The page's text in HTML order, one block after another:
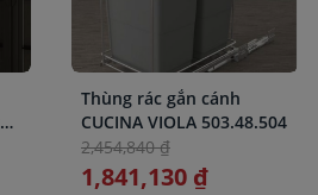
Thùng rác gắn cánh
CUCINA VIOLA 503.48.504
2,454,840 ₫
1,841,130 ₫